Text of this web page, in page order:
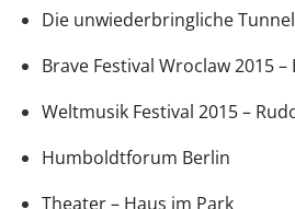
Die unwiederbringliche
Brave Festival Wroclaw 2015 –
Weltmusik Festival 2015 –
Humboldtforum Berlin
Theater – Haus im Park